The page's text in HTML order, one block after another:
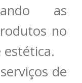
as
no
estética.
de